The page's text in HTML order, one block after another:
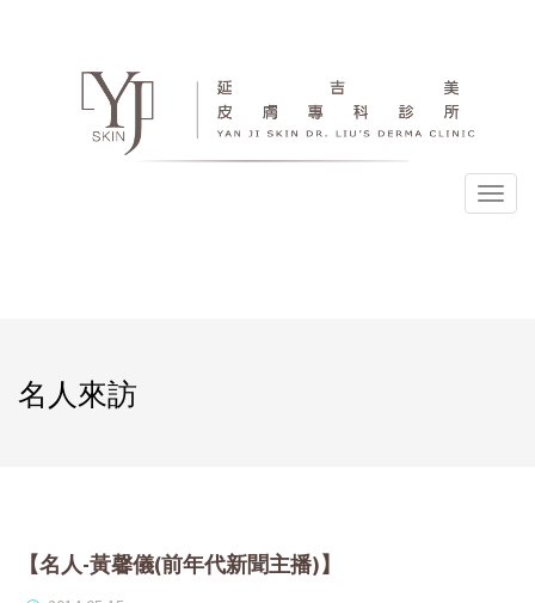
選
名人來訪
【名人-黃馨儀(前年代新聞主播)】